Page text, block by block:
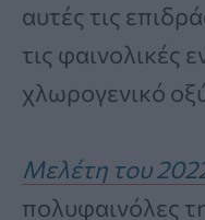
αυτές τις
τις φαινολικές
χλωρογενικό
Μελέτη του
πολυφαινόλες